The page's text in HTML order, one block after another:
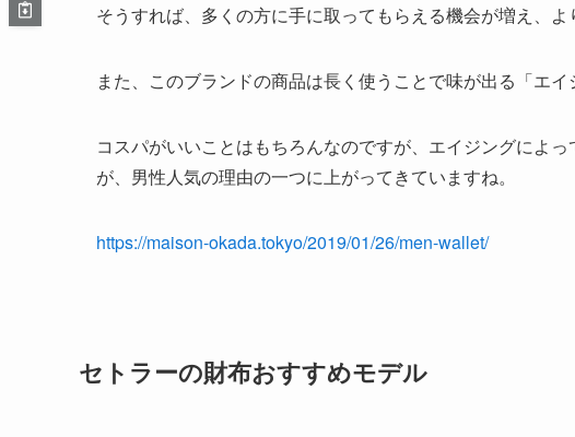
そうすれば、多くの方に手に取ってもらえる機会が増え、
また、このブランドの商品は長く使うことで味が出る「エイ
コスパがいいことはもちろんなのですが、エイジングによ
が、男性人気の理由の一つに上がってきていますね。
https://maison-okada.tokyo/2019/01/26/men-wallet/
セトラーの財布おすすめモデル